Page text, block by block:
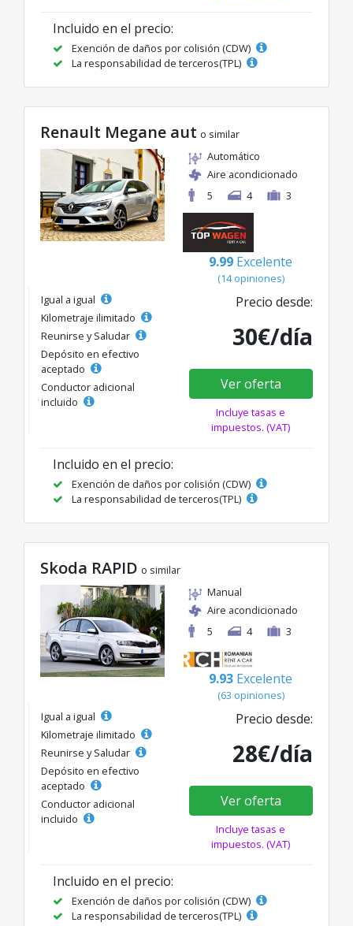
Incluido en el precio:
Exención de daños por colisión (CDW)
La responsabilidad de terceros(TPL)
Renault Megane aut o similar
Automático
Aire acondicionado
5
4 3
9.99 Excelente
(14 opiniones)
Igual a igual
Kilometraje ilimitado
Reunirse y Saludar
Depósito en efectivo
aceptado
Conductor adicional
incluido
Precio desde:
30€/día
Ver oferta
Incluye tasas e
impuestos. (VAT)
Incluido en el precio:
Exención de daños por colisión (CDW)
La responsabilidad de terceros(TPL)
Skoda RAPID o similar
Manual
Aire acondicionado
5
4 3
9.93 Excelente
(63 opiniones)
Igual a igual
Kilometraje ilimitado
Reunirse y Saludar
Depósito en efectivo
aceptado
Conductor adicional
incluido
Precio desde:
28€/día
Ver oferta
Incluye tasas e
impuestos. (VAT)
Incluido en el precio:
Exención de daños por colisión (CDW)
La responsabilidad de terceros(TPL)